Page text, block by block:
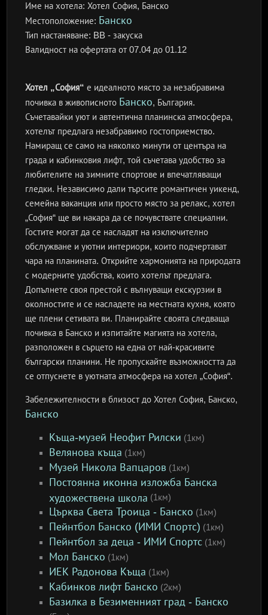
Име на хотела: Хотел София, Банско
Местоположение: Банско
Тип настаняване: BB - закуска
Валидност на офертатаот 07.04 до 01.12
Хотел „София“ е идеалното място за незабравима
почивка в живописното Банско, България.
Съчетавайки уют и автентична планинска атмосфера,
хотелът предлага незабравимо гостоприемство.
Намиращ се само на няколко минути от центъра на
града и кабинковия лифт, той съчетава удобство за
любителите на зимните спортове и впечатляващи
гледки. Независимо дали търсите романтичен уикенд,
семейна ваканция или просто място за релакс, хотел
„София“ ще ви накара да се почувствате специални.
Гостите могат да се насладят на изключително
обслужване и уютни интериори, които подчертават
чара на планината. Открийте хармонията на природата
с модерните удобства, които хотелът предлага.
Допълнете своя престой с вълнуващи екскурзии в
околностите и се насладете на местната кухня, която
ще плени сетивата ви. Планирайте своята следваща
почивка в Банско и изпитайте магията на хотела,
разположен в сърцето на една от най-красивите
български планини. Не пропускайте възможността да
се отпуснете в уютната атмосфера на хотел „София“.
Забележителности в близост до Хотел София, Банско,
Банско
Къща-музей Неофит Рилски (1км)
Велянова къща (1км)
Музей Никола Вапцаров (1км)
Постоянна иконна изложба Банска
художествена школа (1км)
Църква Света Троица - Банско (1км)
Пейнтбол Банско (ИМИ Спортс) (1км)
Пейнтбол за деца - ИМИ Спортс (1км)
Мол Банско (1км)
ИЕК Радонова Къща (1км)
Кабинков лифт Банско (2км)
Базилка в Безименният град - Банско